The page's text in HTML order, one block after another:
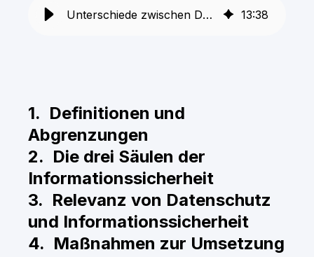
Unterschiede zwischen Datenschutz und Informationssicherheit verstehen 13:38
1. Definitionen und
Abgrenzungen
2. Die drei Säulen der
Informationssicherheit
3. Relevanz von Datenschutz
und Informationssicherheit
4. Maßnahmen zur Umsetzung